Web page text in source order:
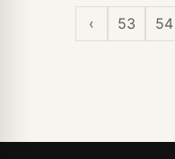
产品打磨成为艺术品级别
‹ 53 54